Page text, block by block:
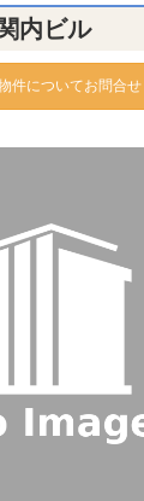
内ビル
件についてお問合せ